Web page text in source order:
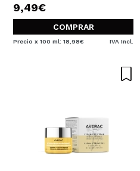
9,49€
COMPRAR
Precio x 100 ml: 18,98€ IVA Incl.